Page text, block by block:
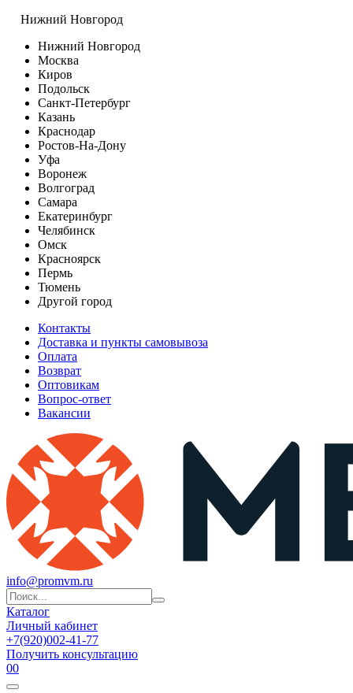
Нижний Новгород
Нижний Новгород
Москва
Киров
Подольск
Санкт-Петербург
Казань
Краснодар
Ростов-На-Дону
Уфа
Воронеж
Волгоград
Самара
Екатеринбург
Челябинск
Омск
Красноярск
Пермь
Тюмень
Другой город
Контакты
Доставка и пункты самовывоза
Оплата
Возврат
Оптовикам
Вопрос-ответ
Вакансии
info@promvm.ru
Каталог
Личный кабинет
+7(920)002-41-77
Получить консультацию
00